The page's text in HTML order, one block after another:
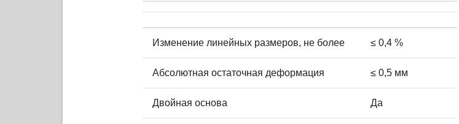
Изменение линейных размеров, не более ≤ 0,4 %
Абсолютная остаточная деформация ≤ 0,5 мм
Двойная основа Да